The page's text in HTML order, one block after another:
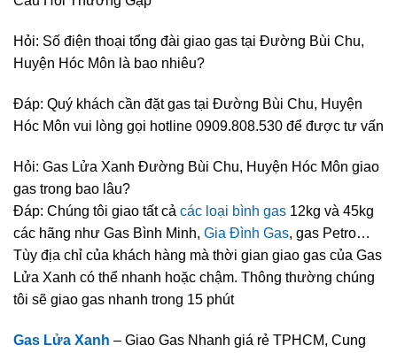
Hỏi: Số điện thoại tổng đài giao gas tại Đường Bùi Chu,
Huyện Hóc Môn là bao nhiêu?
Đáp: Quý khách cần đặt gas tại Đường Bùi Chu, Huyện
Hóc Môn vui lòng gọi hotline 0909.808.530 để được tư vấn
Hỏi: Gas Lửa Xanh Đường Bùi Chu, Huyện Hóc Môn giao
gas trong bao lâu?
Đáp: Chúng tôi giao tất cả các loại bình gas 12kg và 45kg
các hãng như Gas Bình Minh, Gia Đình Gas, gas Petro…
Tùy địa chỉ của khách hàng mà thời gian giao gas của Gas
Lửa Xanh có thể nhanh hoặc chậm. Thông thường chúng
tôi sẽ giao gas nhanh trong 15 phút
Gas Lửa Xanh – Giao Gas Nhanh giá rẻ TPHCM, Cung